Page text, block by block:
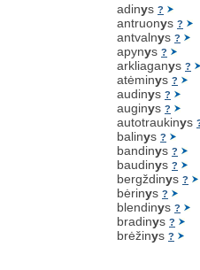
adinys ?
antruonys ?
antvalnys ?
apynys ?
arkliaganys ?
atėminys ?
audinys ?
auginys ?
autotraukinys
balinys ?
bandinys ?
baudinys ?
bergždinys ?
bėrinys ?
blendinys ?
bradinys ?
brėžinys ?